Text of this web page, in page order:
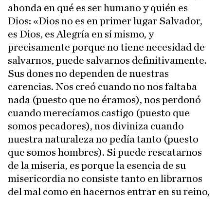
ahonda en qué es ser humano y quién es
Dios: «Dios no es en primer lugar Salvador,
es Dios, es Alegría en sí mismo, y
precisamente porque no tiene necesidad de
salvarnos, puede salvarnos definitivamente.
Sus dones no dependen de nuestras
carencias. Nos creó cuando no nos faltaba
nada (puesto que no éramos), nos perdonó
cuando merecíamos castigo (puesto que
somos pecadores), nos diviniza cuando
nuestra naturaleza no pedía tanto (puesto
que somos hombres). Si puede rescatarnos
de la miseria, es porque la esencia de su
misericordia no consiste tanto en librarnos
del mal como en hacernos entrar en su reino,